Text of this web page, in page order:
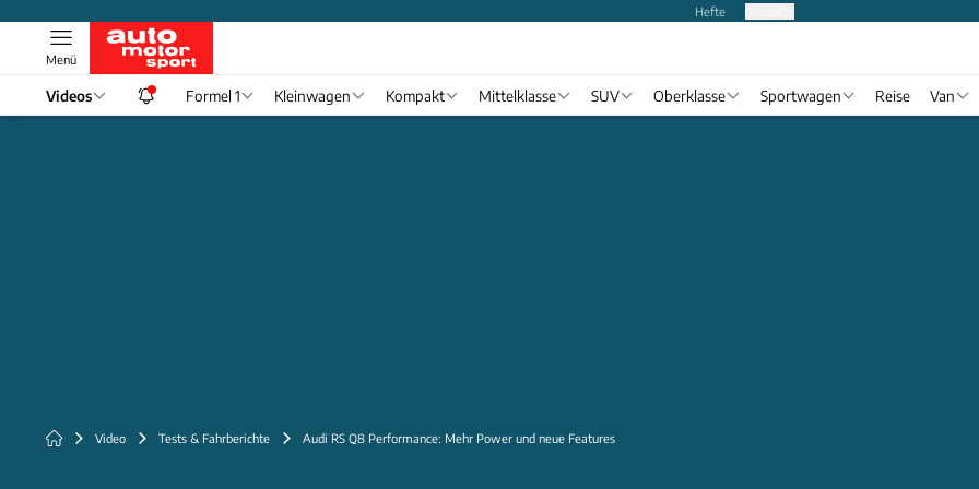
Hefte
Menü
Videos Formel 1 Kleinwagen Kompakt Mittelklasse SUV Oberklasse Sportwagen Reise Van
Video Tests & Fahrberichte Audi RS Q8 Performance: Mehr Power und neue Features